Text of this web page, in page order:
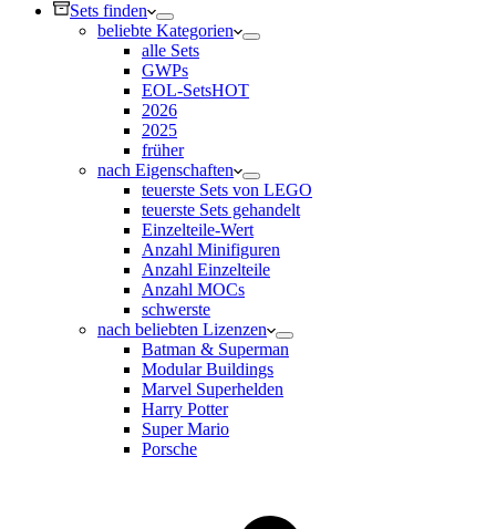
Sets finden
beliebte Kategorien
alle Sets
GWPs
EOL-SetsHOT
2026
2025
früher
nach Eigenschaften
teuerste Sets von LEGO
teuerste Sets gehandelt
Einzelteile-Wert
Anzahl Minifiguren
Anzahl Einzelteile
Anzahl MOCs
schwerste
nach beliebten Lizenzen
Batman & Superman
Modular Buildings
Marvel Superhelden
Harry Potter
Super Mario
Porsche